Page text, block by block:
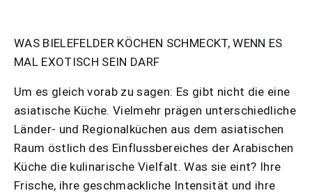
WAS BIELEFELDER KÖCHEN SCHMECKT, WENN ES
MAL EXOTISCH SEIN DARF
Um es gleich vorab zu sagen: Es gibt nicht die eine
asiatische Küche. Vielmehr prägen unterschiedliche
Länder- und Regionalküchen aus dem asiatischen
Raum östlich des Einflussbereiches der Arabischen
Küche die kulinarische Vielfalt. Was sie eint? Ihre
Frische, ihre geschmackliche Intensität und ihre